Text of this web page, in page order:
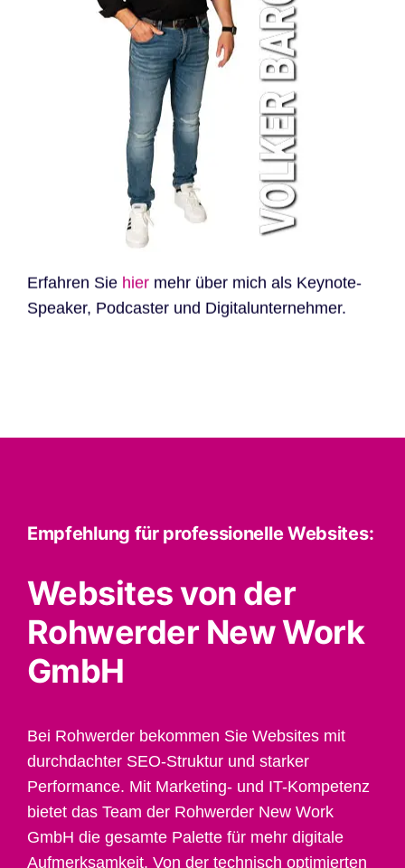
Erfahren Sie hiermehr über mich als Keynote-
Speaker, Podcaster und Digitalunternehmer.
Empfehlung für professionelle Websites:
Websites von der
Rohwerder New Work
GmbH
Bei Rohwerder bekommen Sie Websites mit
durchdachter SEO-Struktur und starker
Performance. Mit Marketing- und IT-Kompetenz
bietet das Team der Rohwerder New Work
GmbH die gesamte Palette für mehr digitale
Aufmerksamkeit. Von der technisch optimierten